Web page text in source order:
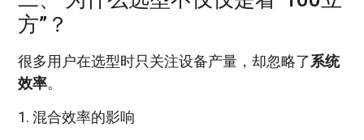
方”？
很多用户在选型时只关注设备产量，却忽略了系统
效率。
1. 混合效率的影响